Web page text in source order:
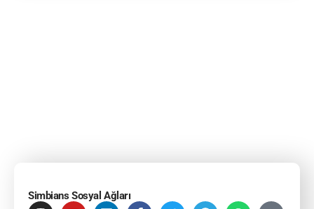
Simbians Sosyal Ağları